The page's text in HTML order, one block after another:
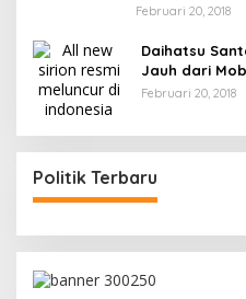
Februari 20, 2018
Daihatsu
Jauh dari
Februari 20, 2018
Politik Terbaru